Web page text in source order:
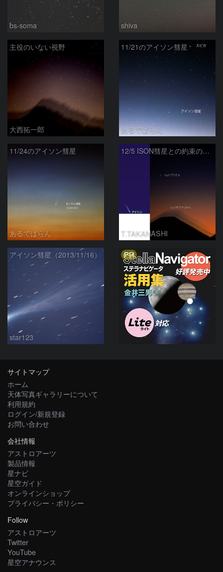
bs-soma shiva
主役のいない視野
大西拓一郎
11/21のアイソン彗星
あるでばらん
11/24のアイソン彗星
あるでばらん
12/5 ISON彗星との約束の地へ
T.TAKANASHI
アイソン彗星（2013/11/16）
star123
PR
サイトマップ
ホーム
天体写真ギャラリーについて
利用規約
ログイン/新規登録
お問い合わせ
会社情報
アストロアーツ
製品情報
星ナビ
星空ガイド
オンラインショップ
プライバシー・ポリシー
Follow
アストロアーツ
Twitter
YouTube
星空アナウンス